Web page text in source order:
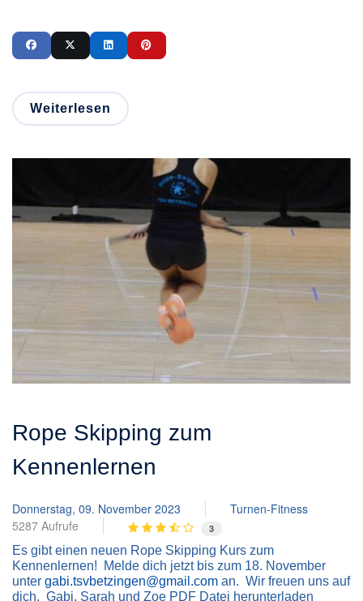
Weiterlesen
Rope Skipping zum
Kennenlernen
Donnerstag, 09. November 2023
Turnen-Fitness
5287 Aufrufe
3
Es gibt einen neuen Rope Skipping Kurs zum
Kennenlernen! Melde dich jetzt bis zum 18. November
unter gabi.tsvbetzingen@gmail.com an. Wir freuen uns auf
dich, Gabi, Sarah und Zoe PDF Datei herunterladen